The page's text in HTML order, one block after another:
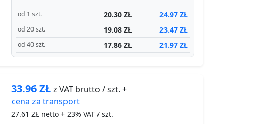
od 1 szt. 20.30 ZŁ 24.97 ZŁ
od 20 szt. 19.08 ZŁ 23.47 ZŁ
od 40 szt. 17.86 ZŁ 21.97 ZŁ
33.96ZŁz VAT brutto / szt. +
cena za transport
27.61 ZŁ netto + 23% VAT / szt.